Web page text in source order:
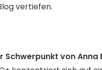
vertiefen.
Schwerpunkt von Anna